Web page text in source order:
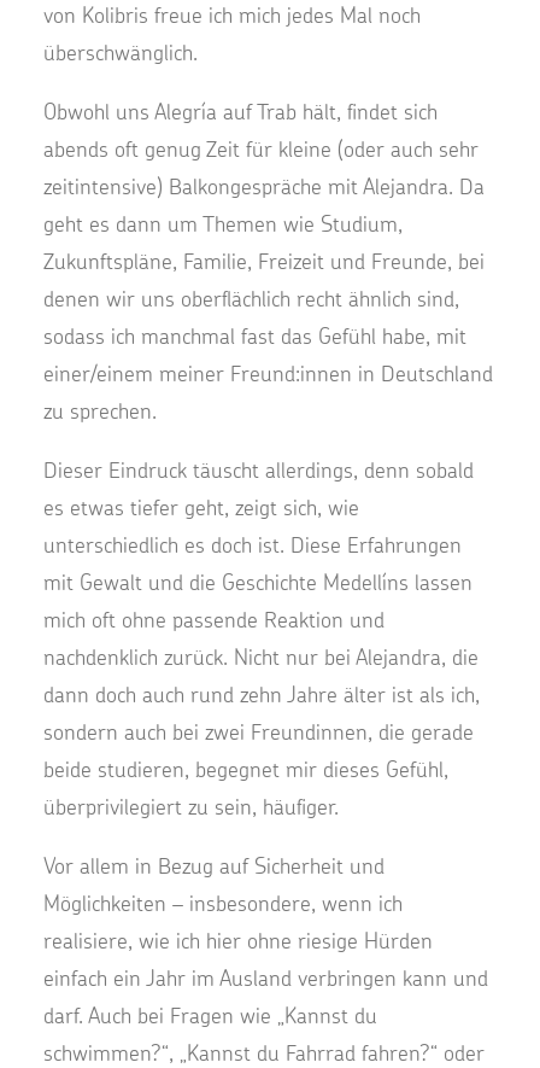
von Kolibris freue ich mich jedes Mal noch
überschwänglich.
Obwohl uns Alegría auf Trab hält, findet sich
abends oft genug Zeit für kleine (oder auch sehr
zeitintensive) Balkongespräche mit Alejandra. Da
geht es dann um Themen wie Studium,
Zukunftspläne, Familie, Freizeit und Freunde, bei
denen wir uns oberflächlich recht ähnlich sind,
sodass ich manchmal fast das Gefühl habe, mit
einer/einem meiner Freund:innen in Deutschland
zu sprechen.
Dieser Eindruck täuscht allerdings, denn sobald
es etwas tiefer geht, zeigt sich, wie
unterschiedlich es doch ist. Diese Erfahrungen
mit Gewalt und die Geschichte Medellíns lassen
mich oft ohne passende Reaktion und
nachdenklich zurück. Nicht nur bei Alejandra, die
dann doch auch rund zehn Jahre älter ist als ich,
sondern auch bei zwei Freundinnen, die gerade
beide studieren, begegnet mir dieses Gefühl,
überprivilegiert zu sein, häufiger.
Vor allem in Bezug auf Sicherheit und
Möglichkeiten – insbesondere, wenn ich
realisiere, wie ich hier ohne riesige Hürden
einfach ein Jahr im Ausland verbringen kann und
darf. Auch bei Fragen wie „Kannst du
schwimmen?“, „Kannst du Fahrrad fahren?“ oder